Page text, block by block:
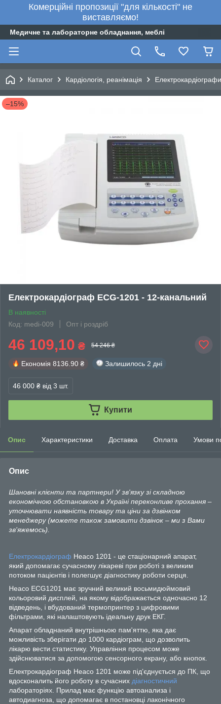
Комерційні пропозиції "для кількості" не
виставляємо!
Медичне та лабораторне обладнання, меблі
Каталог Кардіологія, реанімація Електрокардіографи
–15%
Електрокардіограф ECG-1201 - 12-канальний
В наявності
Код: medi-009
Опт і роздріб
46 109,10 ₴ 54 246 ₴
Економія 8136.90 ₴ Залишилось 2 дні
46 000 ₴ від 3 шт.
Купити
Опис Характеристики Доставка Оплата Умови
Опис
Шановні клієнти та партнери! У зв'язку зі складною
економічною обстановкою в Україні переконливе прохання –
уточнювати наявність товару та ціни за дзвінком
менеджеру (можете також замовити дзвінок – ми з Вами
зв'яжемось).
Електрокардіограф Heaco 1201 - це стаціонарний апарат,
який допомагає сучасному лікареві при роботі з великим
потоком пацієнтів і полегшує діагностику роботи серця.
Heaco ECG1201 має зручний великий восьмидюймовий
кольоровий дисплей, на якому відображається одночасно 12
відведень, і вбудований термопринтер з цифровими
фільтрами, які налаштовують ідеальну друк ЕКГ.
Апарат обладнаний внутрішньою пам'яттю, яка дає
можливість зберігати до 1000 кардіограм, що дозволить
лікарю вести статистику. Управління процесом може
здійснюватися за допомогою сенсорного екрану, або кнопок.
Електрокардіограф Heaco 1201 може під'єднується до ПК, що
вдосконалить його роботу в сучасних діагностичний
лабораторіях. Прилад має функцію автоанализа і
автодиагноза, що допомагає в постановці лаконічного